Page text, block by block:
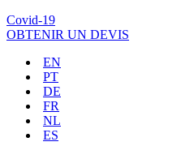
Covid-19
OBTENIR UN DEVIS
EN
PT
DE
FR
NL
ES